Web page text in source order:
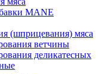
MANE
(шприцевания) мяса
ветчины
деликатесных